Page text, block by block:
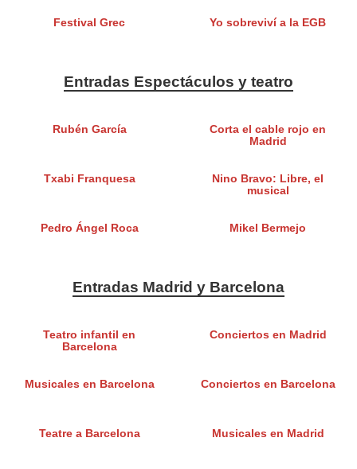
Festival Grec Yo sobreviví a la EGB
Entradas Espectáculos y teatro
Rubén García
Corta el cable rojo en
Madrid
Txabi Franquesa
Nino Bravo: Libre, el
musical
Pedro Ángel Roca Mikel Bermejo
Entradas Madrid y Barcelona
Teatro infantil en
Barcelona
Conciertos en Madrid
Musicales en Barcelona Conciertos en Barcelona
Teatre a Barcelona Musicales en Madrid